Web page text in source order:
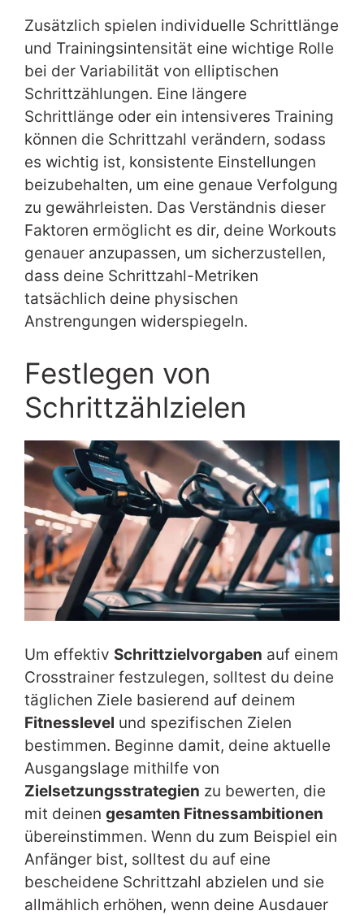
Zusätzlich spielen individuelle Schrittlänge
und Trainingsintensität eine wichtige Rolle
bei der Variabilität von elliptischen
Schrittzählungen. Eine längere
Schrittlänge oder ein intensiveres Training
können die Schrittzahl verändern, sodass
es wichtig ist, konsistente Einstellungen
beizubehalten, um eine genaue Verfolgung
zu gewährleisten. Das Verständnis dieser
Faktoren ermöglicht es dir, deine Workouts
genauer anzupassen, um sicherzustellen,
dass deine Schrittzahl-Metriken
tatsächlich deine physischen
Anstrengungen widerspiegeln.
Festlegen von
Schrittzählzielen
Um effektiv Schrittzielvorgaben auf einem
Crosstrainer festzulegen, solltest du deine
täglichen Ziele basierend auf deinem
Fitnesslevel und spezifischen Zielen
bestimmen. Beginne damit, deine aktuelle
Ausgangslage mithilfe von
Zielsetzungsstrategien zu bewerten, die
mit deinen gesamten Fitnessambitionen
übereinstimmen. Wenn du zum Beispiel ein
Anfänger bist, solltest du auf eine
bescheidene Schrittzahl abzielen und sie
allmählich erhöhen, wenn deine Ausdauer